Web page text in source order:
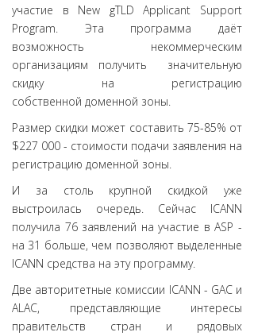
участие в New gTLD Applicant Support
Program. Эта программа даёт
возможность некоммерческим
организациям получить значительную
скидку на регистрацию
собственной доменной зоны.
Размер скидки может составить 75-85% от
$227 000 - стоимости подачи заявления на
регистрацию доменной зоны.
И за столь крупной скидкой уже
выстроилась очередь. Сейчас ICANN
получила 76 заявлений на участие в ASP -
на 31 больше, чем позволяют выделенные
ICANN средства на эту программу.
Две авторитетные комиссии ICANN - GAC и
ALAC, представляющие интересы
правительств стран и рядовых